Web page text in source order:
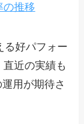
の推移
る好パフォー
近の実績も
用が期待さ